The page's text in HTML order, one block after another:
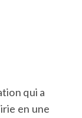
qui a
en une